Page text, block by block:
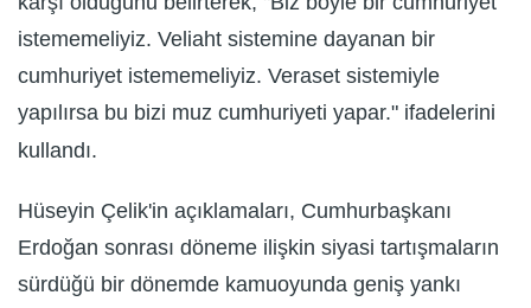
istememeliyiz. Veliaht sistemine dayanan bir
cumhuriyet istememeliyiz. Veraset sistemiyle
yapılırsa bu bizi muz cumhuriyeti yapar." ifadelerini
kullandı.
Hüseyin Çelik'in açıklamaları, Cumhurbaşkanı
Erdoğan sonrası döneme ilişkin siyasi tartışmaların
sürdüğü bir dönemde kamuoyunda geniş yankı